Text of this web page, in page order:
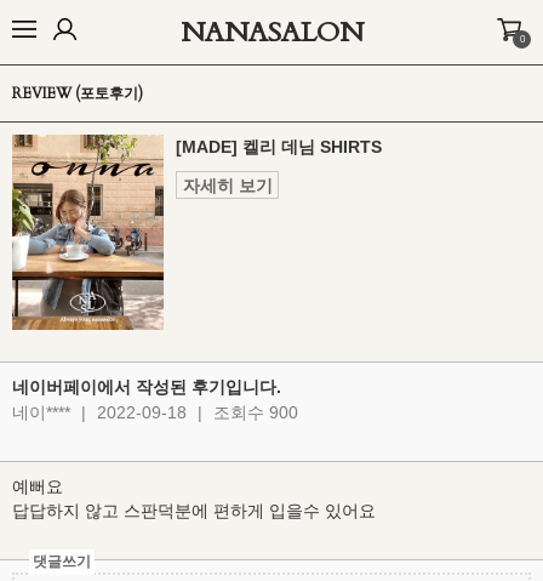
NANASALON 0
REVIEW (포토후기)
[MADE] 켈리 데님 SHIRTS
자세히 보기
네이버페이에서 작성된 후기입니다.
네이****
| 2022-09-18 | 조회수 900
예뻐요
답답하지 않고 스판덕분에 편하게 입을수 있어요
댓글쓰기